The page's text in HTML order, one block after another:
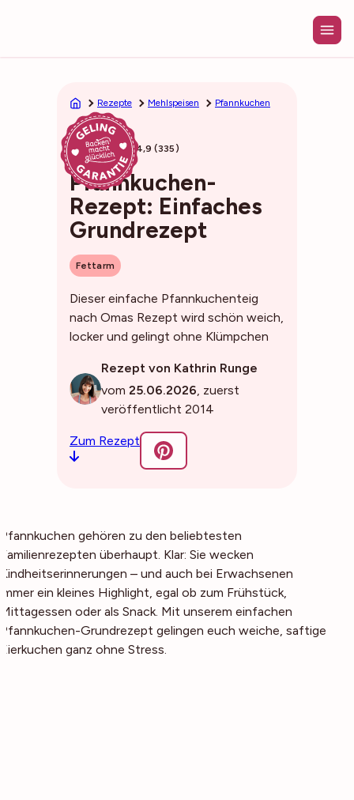
Rezepte Mehlspeisen Pfannkuchen
25min 4,9 (335)
Pfannkuchen-
Rezept: Einfaches
Grundrezept
Fettarm
Dieser einfache Pfannkuchenteig
nach Omas Rezept wird schön weich,
locker und gelingt ohne Klümpchen
Rezept von Kathrin Runge
vom 25.06.2026, zuerst
veröffentlicht 2014
Zum Rezept
Pfannkuchen gehören zu den beliebtesten
Familienrezepten überhaupt. Klar: Sie wecken
Kindheitserinnerungen – und auch bei Erwachsenen
immer ein kleines Highlight, egal ob zum Frühstück,
Mittagessen oder als Snack. Mit unserem einfachen
Pfannkuchen-Grundrezept gelingen euch weiche, saftige
Eierkuchen ganz ohne Stress.